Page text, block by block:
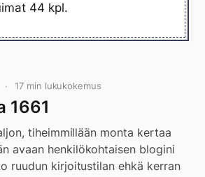
44 kpl.
17 min lukukokemus
1661
tiheimmillään monta kertaa
avaan henkilökohtaisen blogini
ruudun kirjoitustilan ehkä kerran